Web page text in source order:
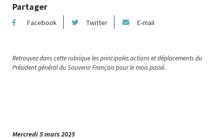
Partager
Facebook Twitter E-mail
Retrouvez dans cette rubrique les principales actions et déplacements du
Président général du Souvenir Français pour le mois passé.
Mercredi 5 mars 2025